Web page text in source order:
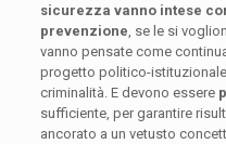
sicurezza vanno intese
prevenzione , se le si
vanno pensate come
progetto politico-
criminalità. E devono essere
sufficiente, per garantire
ancorato a un vetusto